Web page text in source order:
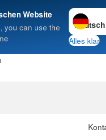
Website
you can use the
Sprache
Alles klar
Suche